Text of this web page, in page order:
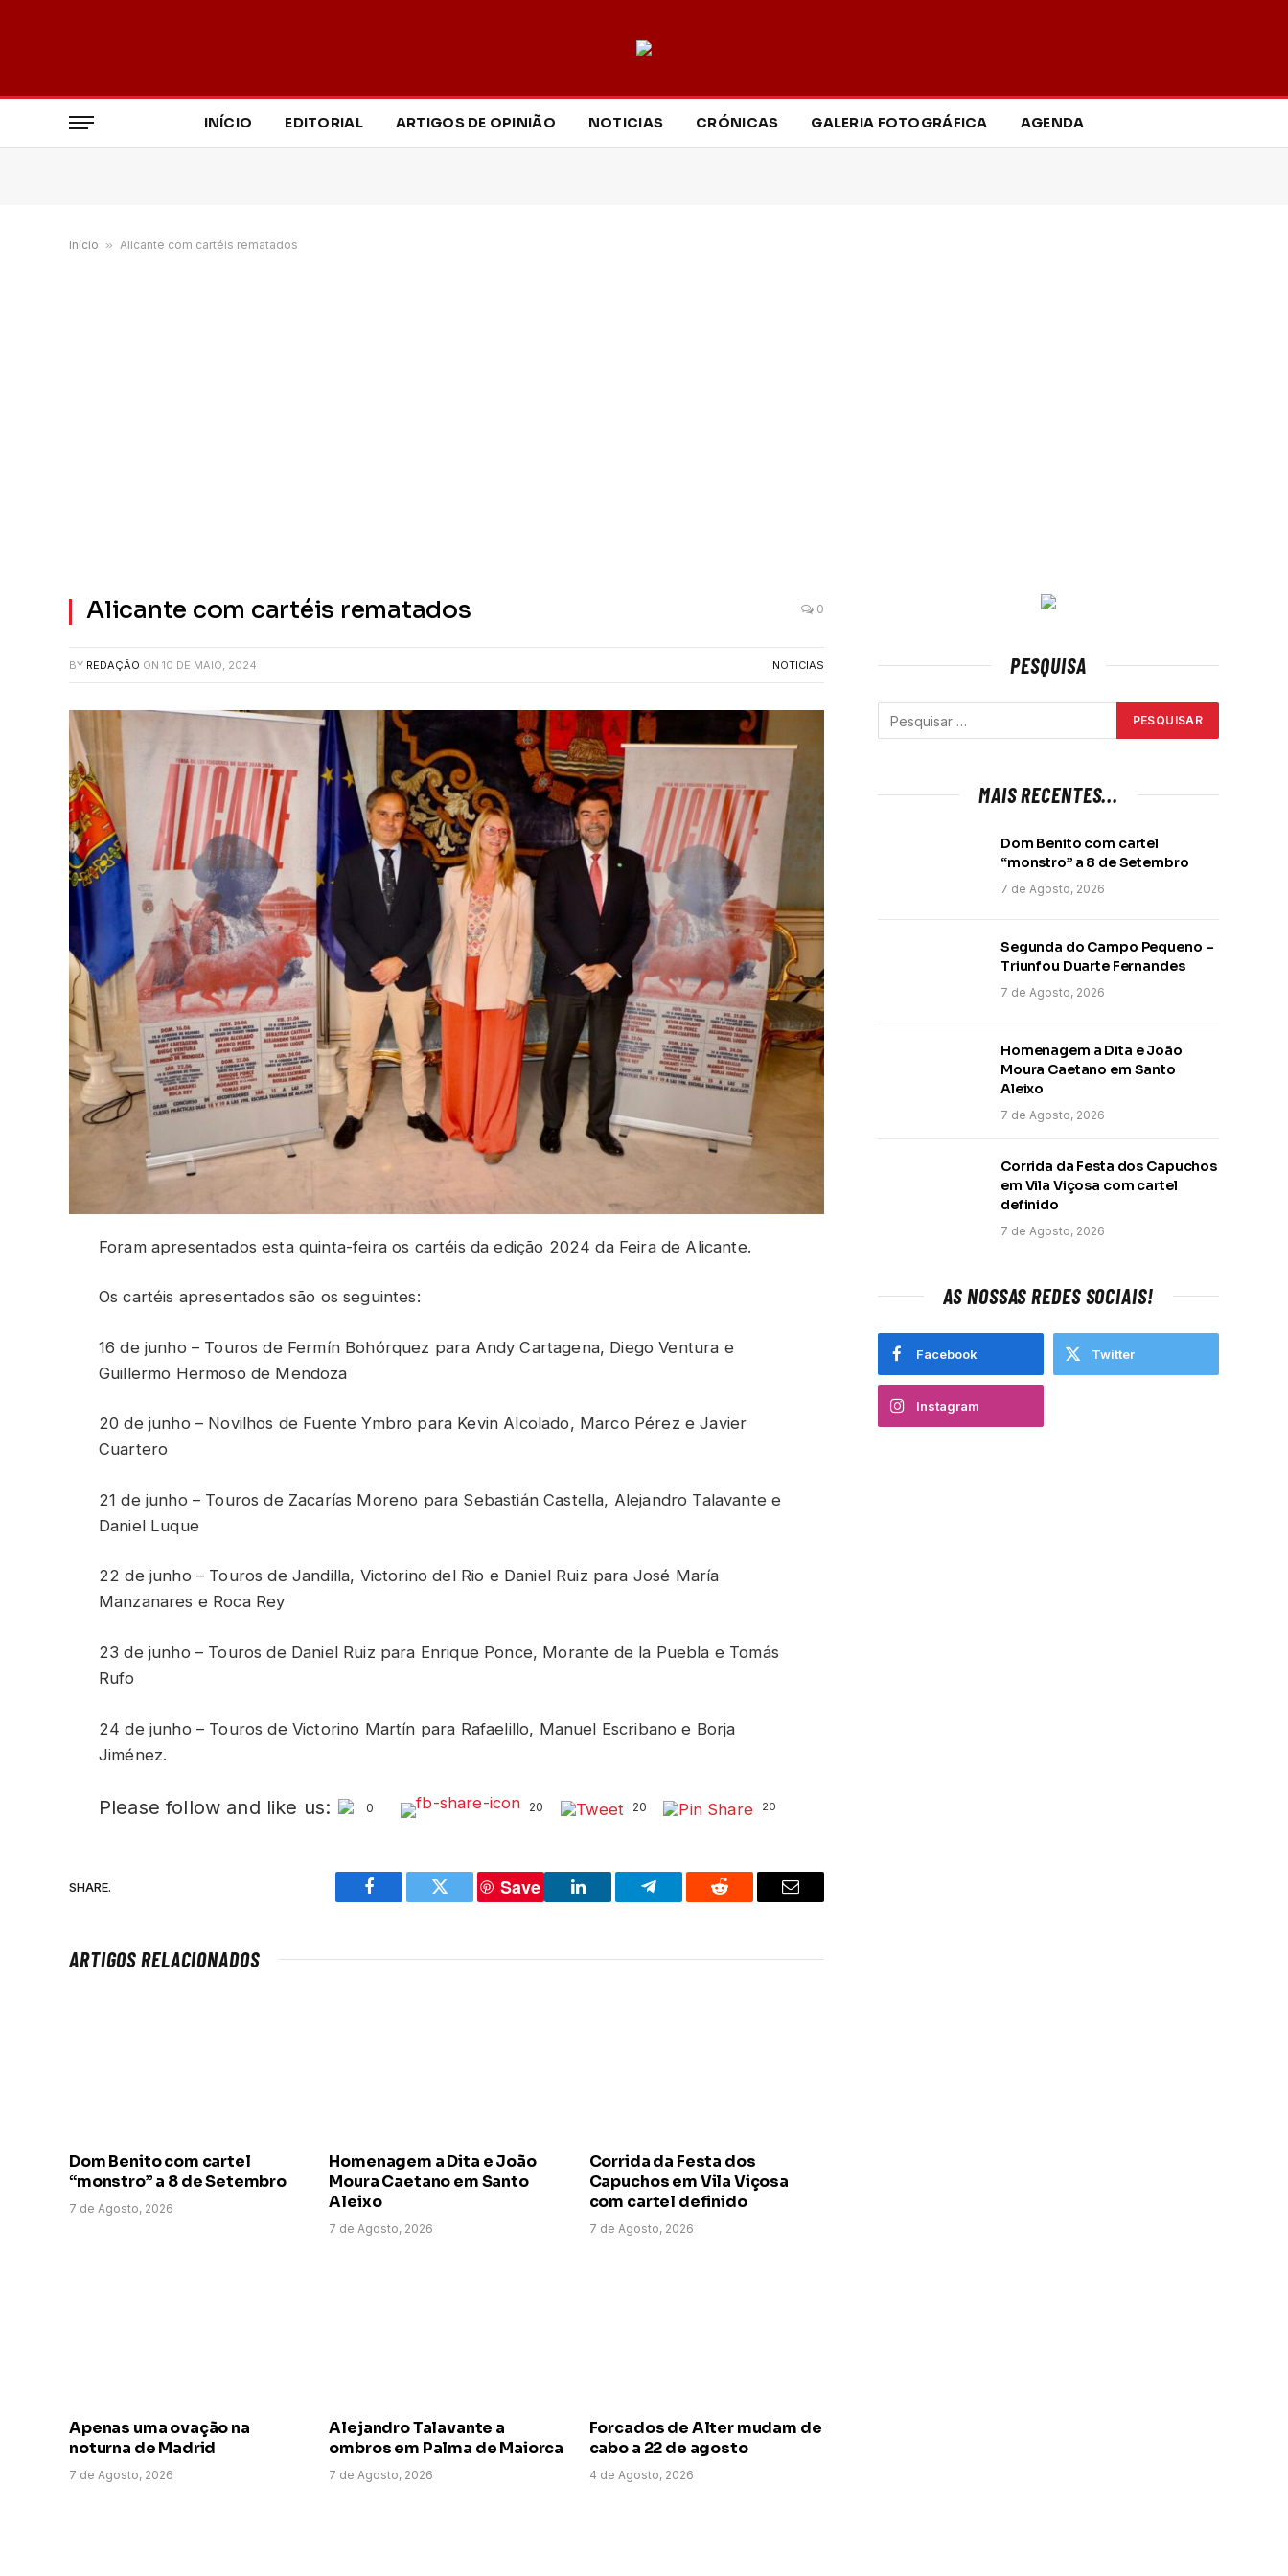
INÍCIO EDITORIAL ARTIGOS DE OPINIÃO NOTICIAS CRÓNICAS GALERIA FOTOGRÁFICA AGENDA
Início » Alicante com cartéis rematados
Alicante com cartéis rematados 0
BY REDAÇÃO ON 10 DE MAIO, 2024 NOTICIAS
Foram apresentados esta quinta-feira os cartéis da edição 2024 da Feira de Alicante.
Os cartéis apresentados são os seguintes:
16 de junho – Touros de Fermín Bohórquez para Andy Cartagena, Diego Ventura e
Guillermo Hermoso de Mendoza
20 de junho – Novilhos de Fuente Ymbro para Kevin Alcolado, Marco Pérez e Javier
Cuartero
21 de junho – Touros de Zacarías Moreno para Sebastián Castella, Alejandro Talavante e
Daniel Luque
22 de junho – Touros de Jandilla, Victorino del Rio e Daniel Ruiz para José María
Manzanares e Roca Rey
23 de junho – Touros de Daniel Ruiz para Enrique Ponce, Morante de la Puebla e Tomás
Rufo
24 de junho – Touros de Victorino Martín para Rafaelillo, Manuel Escribano e Borja
Jiménez.
Please follow and like us: 0 20 20 20
SHARE.
Facebook Twitter
Save
LinkedIn Telegram Reddit Email
ARTIGOS RELACIONADOS
Dom Benito com cartel
“monstro” a 8 de Setembro
7 de Agosto, 2026
Homenagem a Dita e João
Moura Caetano em Santo
Aleixo
7 de Agosto, 2026
Corrida da Festa dos
Capuchos em Vila Viçosa
com cartel definido
7 de Agosto, 2026
Apenas uma ovação na
noturna de Madrid
7 de Agosto, 2026
Alejandro Talavante a
ombros em Palma de Maiorca
7 de Agosto, 2026
Forcados de Alter mudam de
cabo a 22 de agosto
4 de Agosto, 2026
PESQUISA
MAIS RECENTES...
Dom Benito com cartel
“monstro” a 8 de Setembro
7 de Agosto, 2026
Segunda do Campo Pequeno –
Triunfou Duarte Fernandes
7 de Agosto, 2026
Homenagem a Dita e João
Moura Caetano em Santo
Aleixo
7 de Agosto, 2026
Corrida da Festa dos Capuchos
em Vila Viçosa com cartel
definido
7 de Agosto, 2026
AS NOSSAS REDES SOCIAIS!
Facebook Twitter
Instagram